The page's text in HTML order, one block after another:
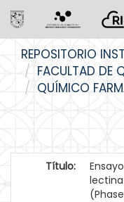
navigation
REPOSITORIO
FACULTAD DE
QUÍMICO
Título: